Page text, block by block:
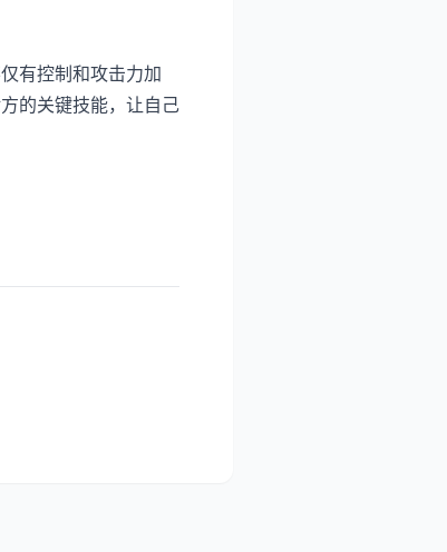
有控制和攻击力加
的关键技能，让自己